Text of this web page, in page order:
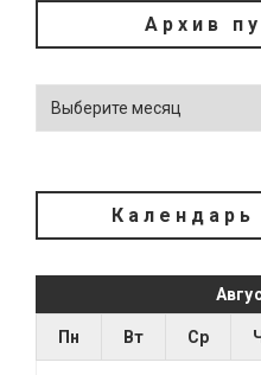
Архив
Календарь
Пн Вт Ср